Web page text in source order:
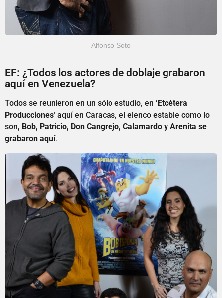
Alfonso Soto
EF: ¿Todos los actores de doblaje grabaron
aquí en Venezuela?
Todos se reunieron en un sólo estudio, en ‘Etcétera
Producciones’ aquí en Caracas, el elenco estable como lo
son, Bob, Patricio, Don Cangrejo, Calamardo y Arenita se
grabaron aquí.